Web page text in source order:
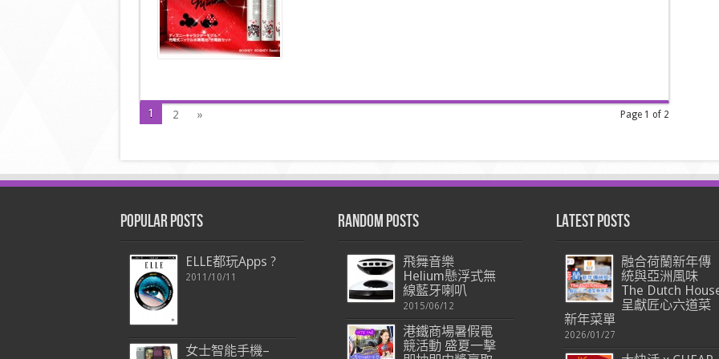
紀
念
電
池〉
Page 1 of 2
1 2 »
Popular Posts
ELLE都玩Apps ?
2011/10/11
女士智能手機–
Random Posts
飛舞音樂
Helium懸浮式無
線藍牙喇叭
2015/06/12
港鐵商場暑假電
競活動 盛夏一擊
Latest Posts
融合荷蘭新年傳
統與亞洲風味
The Dutch
呈獻匠心六道菜
新年菜單
2026/01/27